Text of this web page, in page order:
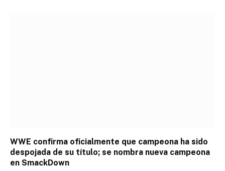
WWE confirma oficialmente que campeona ha sido
despojada de su título; se nombra nueva campeona
en SmackDown